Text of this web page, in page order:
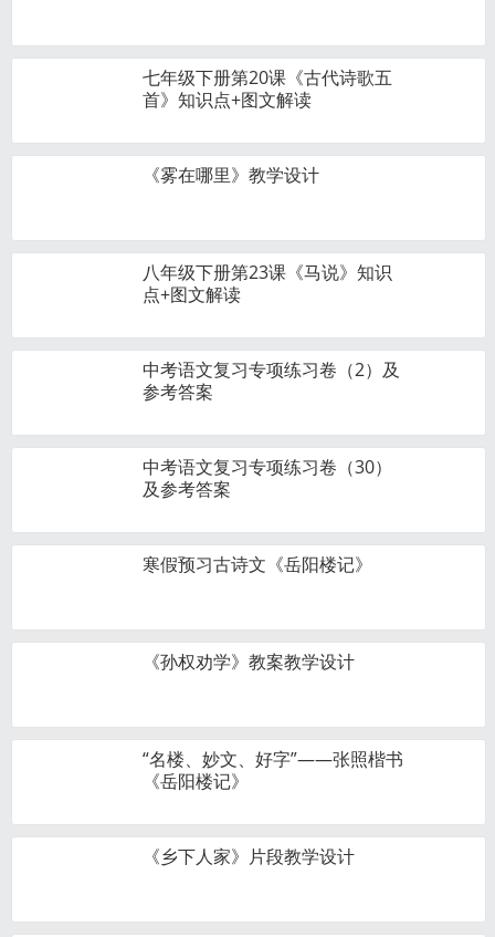
七年级下册第20课《古代诗歌五
首》知识点+图文解读
《雾在哪里》教学设计
八年级下册第23课《马说》知识
点+图文解读
中考语文复习专项练习卷（2）及
参考答案
中考语文复习专项练习卷（30）
及参考答案
寒假预习古诗文《岳阳楼记》
《孙权劝学》教案教学设计
“名楼、妙文、好字”——张照楷书
《岳阳楼记》
《乡下人家》片段教学设计